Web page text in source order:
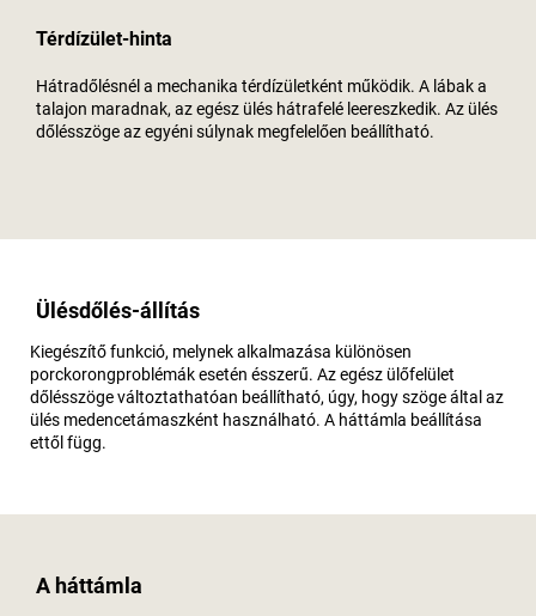
Térdízület-hinta
Hátradőlésnél a mechanika térdízületként működik. A lábak a
talajon maradnak, az egész ülés hátrafelé leereszkedik. Az ülés
dőlésszöge az egyéni súlynak megfelelően beállítható.
Ülésdőlés-állítás
Kiegészítő funkció, melynek alkalmazása különösen
porckorongproblémák esetén ésszerű. Az egész ülőfelület
dőlésszöge változtathatóan beállítható, úgy, hogy szöge által az
ülés medencetámaszként használható. A háttámla beállítása
ettől függ.
A háttámla